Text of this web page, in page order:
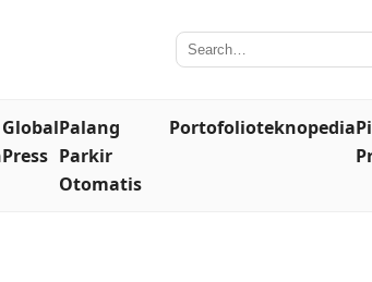
Global
Press
Palang
Parkir
Otomatis
Portofolioteknopedia